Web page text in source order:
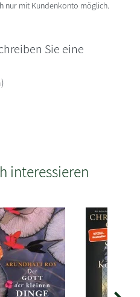
nur mit Kundenkonto möglich.
Sie eine
interessieren